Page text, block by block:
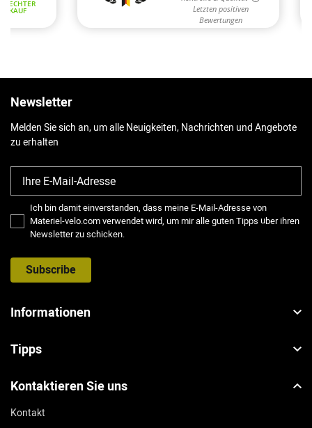
Newsletter
Melden Sie sich an, um alle Neuigkeiten, Nachrichten und Angebote
zu erhalten
Ich bin damit einverstanden, dass meine E-Mail-Adresse von
Materiel-velo.com verwendet wird, um mir alle guten Tipps über ihren
Newsletter zu schicken.
Subscribe
Informationen
Tipps
Kontaktieren Sie uns
Kontakt